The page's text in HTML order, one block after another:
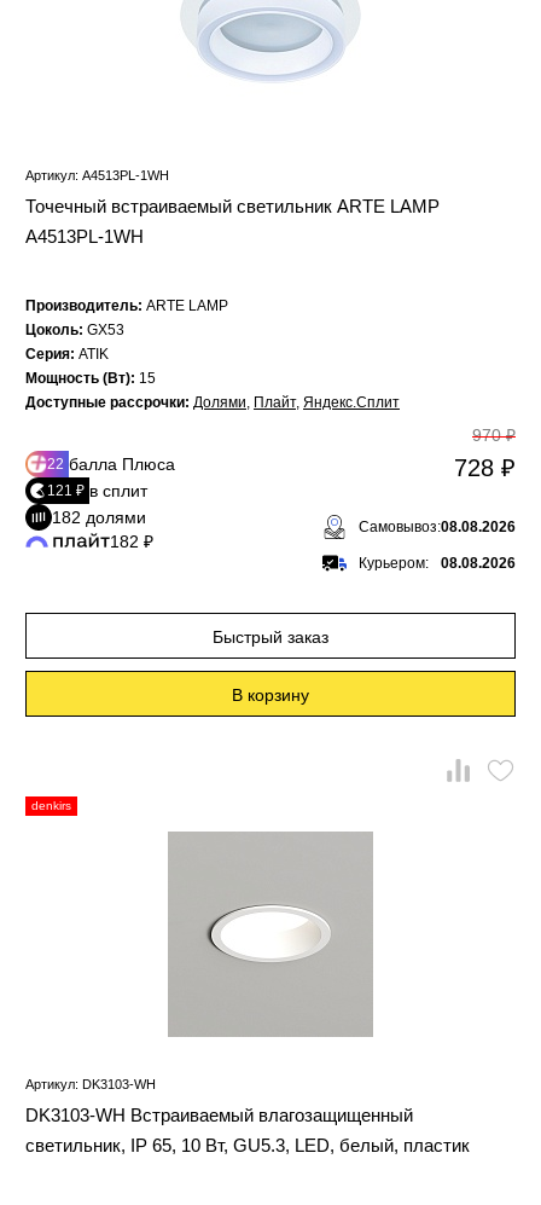
Артикул: A4513PL-1WH
Точечный встраиваемый светильник ARTE LAMP
A4513PL-1WH
Производитель: ARTE LAMP
Цоколь: GX53
Серия: ATIK
Мощность (Вт): 15
Доступные рассрочки: Долями, Плайт, Яндекс.Сплит
22 балла Плюса
121 ₽ в сплит
182 долями
182 ₽
970 ₽
728 ₽
Самовывоз:08.08.2026
Курьером: 08.08.2026
Быстрый заказ
В корзину
denkirs
Артикул: DK3103-WH
DK3103-WH Встраиваемый влагозащищенный
светильник, IP 65, 10 Вт, GU5.3, LED, белый, пластик